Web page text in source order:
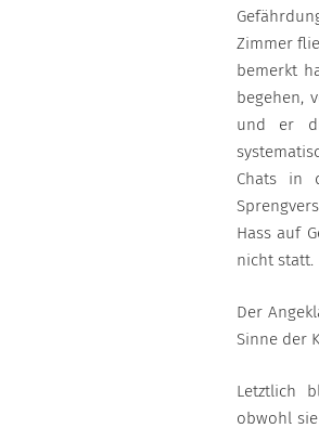
Zimmer
bemerkt
begehen,
und er
Chats in
Hass auf
nicht statt.
Der
Sinne der
Letztlich
obwohl